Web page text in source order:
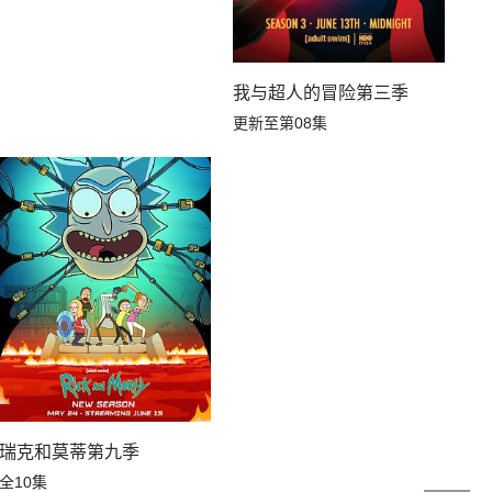
我与超人的冒险第三季
更新至第08集
克和莫蒂第九季
10集